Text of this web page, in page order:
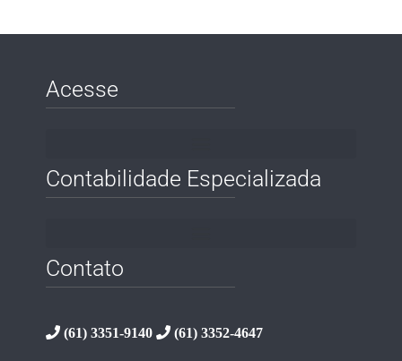
Acesse
Contabilidade Especializada
Contato
(61) 3351-9140 (61) 3352-4647